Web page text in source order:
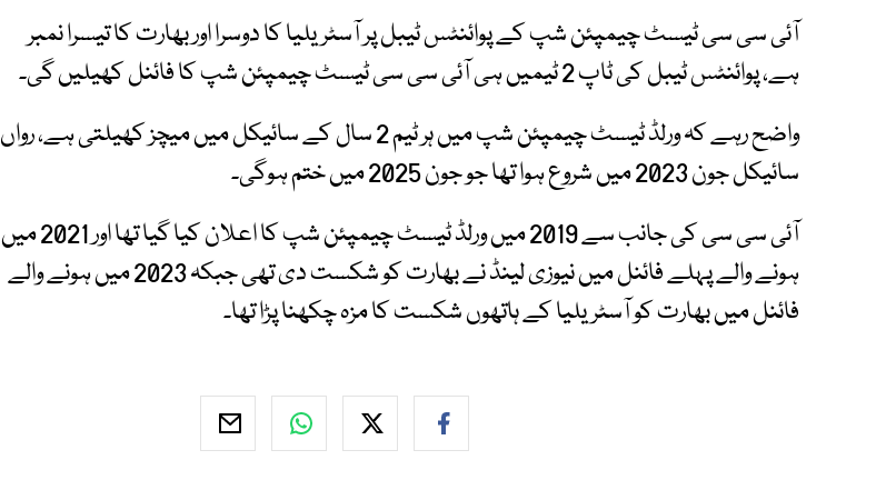
آئی سی سی ٹیسٹ چیمپئن شپ کے پوائنٹس ٹیبل پر آسٹریلیا کا دوسرا اور بھارت کا تیسرا نمبر
ہے، پوائنٹس ٹیبل کی ٹاپ 2 ٹیمیں ہی آئی سی سی ٹیسٹ چیمپئن شپ کا فائنل کھیلیں گی۔
واضح رہے کہ ورلڈ ٹیسٹ چیمپئن شپ میں ہر ٹیم 2 سال کے سائیکل میں میچز کھیلتی ہے، رواں
سائیکل جون 2023 میں شروع ہوا تھا جو جون 2025 میں ختم ہوگی۔
آئی سی سی کی جانب سے 2019 میں ورلڈ ٹیسٹ چیمپئن شپ کا اعلان کیا گیا تھا اور 2021 میں
ہونے والے پہلے فائنل میں نیوزی لینڈ نے بھارت کو شکست دی تھی جبکہ 2023 میں ہونے والے
فائنل میں بھارت کو آسٹریلیا کے ہاتھوں شکست کا مزہ چکھنا پڑا تھا۔